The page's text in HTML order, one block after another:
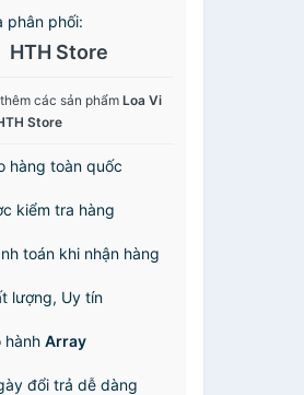
phân phối:
HTH Store
các sản phẩmLoa Vi
Store
hàng toàn quốc
kiểm tra hàng
toán khi nhận hàng
lượng, Uy tín
hànhArray
đổi trả dễ dàng